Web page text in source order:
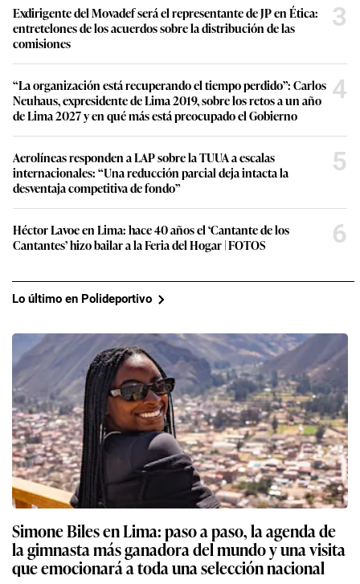
Exdirigente del Movadef será el representante de JP en Ética:
entretelones de los acuerdos sobre la distribución de las
comisiones
3
“La organización está recuperando el tiempo perdido”: Carlos
Neuhaus, expresidente de Lima 2019, sobre los retos a un año
de Lima 2027 y en qué más está preocupado el Gobierno
4
Aerolíneas responden a LAP sobre la TUUA a escalas
internacionales: “Una reducción parcial deja intacta la
desventaja competitiva de fondo”
5
Héctor Lavoe en Lima: hace 40 años el ‘Cantante de los
Cantantes’ hizo bailar a la Feria del Hogar | FOTOS
6
Lo último en Polideportivo
Simone Biles en Lima: paso a paso, la agenda de
la gimnasta más ganadora del mundo y una visita
que emocionará a toda una selección nacional